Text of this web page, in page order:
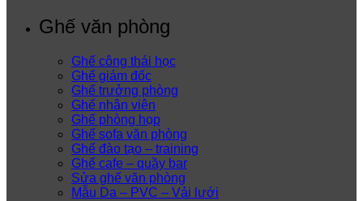
Ghế văn phòng
Ghế công thái học
Ghế giám đốc
Ghế trưởng phòng
Ghế nhân viên
Ghế phòng họp
Ghế sofa văn phòng
Ghế đào tạo – training
Ghế cafe – quầy bar
Sửa ghế văn phòng
Mẫu Da – PVC – Vải lưới